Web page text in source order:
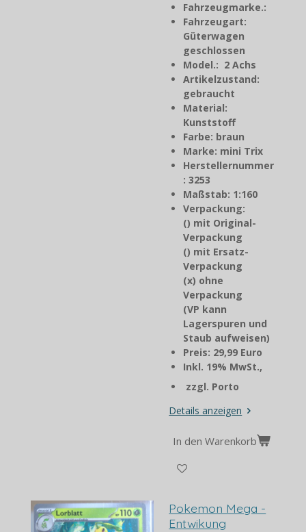
Fahrzeugmarke.:
Fahrzeugart:
Güterwagen
geschlossen
Model.: 2 Achs
Artikelzustand:
gebraucht
Material:
Kunststoff
Farbe: braun
Marke: mini Trix
Herstellernummer
: 3253
Maßstab: 1:160
Verpackung:
() mit Original-
Verpackung
() mit Ersatz-
Verpackung
(x) ohne
Verpackung
(VP kann
Lagerspuren und
Staub aufweisen)
Preis: 29,99 Euro
Inkl. 19% MwSt.,
zzgl. Porto
Details anzeigen
In den Warenkorb
Pokemon Mega -
Entwikung